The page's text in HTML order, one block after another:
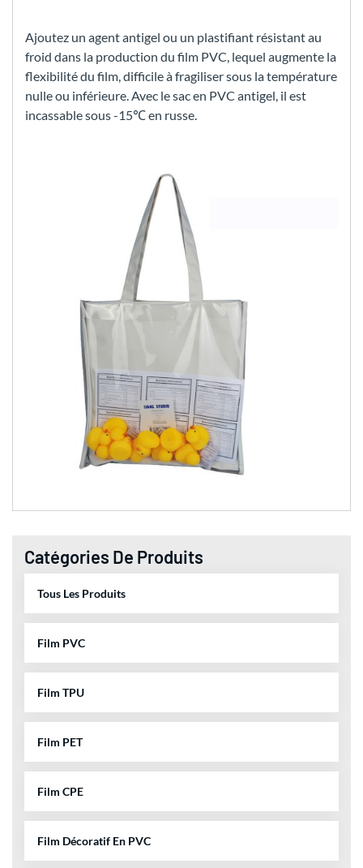
Ajoutez un agent antigel ou un plastifiant résistant au
froid dans la production du film PVC, lequel augmente la
flexibilité du film, difficile à fragiliser sous la température
nulle ou inférieure. Avec le sac en PVC antigel, il est
incassable sous -15℃ en russe.
Catégories De Produits
Tous Les Produits
Film PVC
Film TPU
Film PET
Film CPE
Film Décoratif En PVC